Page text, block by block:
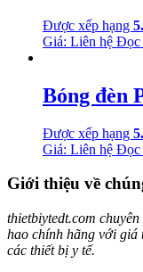
Được xếp hạng
Giá: Liên hệ Đọc
Bóng đèn
Được xếp hạng
Giá: Liên hệ Đọc
Giới thiệu về
thietbiytedt.com
hao chính hãng với giá
các thiết bị y tế.